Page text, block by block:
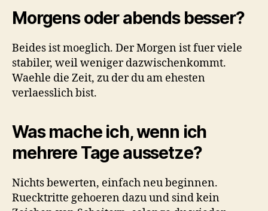
Morgens oder abends besser?
Beides ist moeglich. Der Morgen ist fuer viele
stabiler, weil weniger dazwischenkommt.
Waehle die Zeit, zu der du am ehesten
verlaesslich bist.
Was mache ich, wenn ich
mehrere Tage aussetze?
Nichts bewerten, einfach neu beginnen.
Ruecktritte gehoeren dazu und sind kein